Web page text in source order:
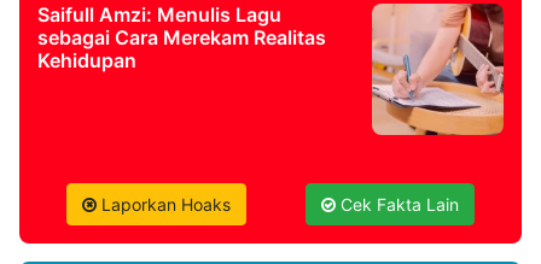
Saifull Amzi: Menulis Lagu
sebagai Cara Merekam Realitas
Kehidupan
Laporkan Hoaks Cek Fakta Lain